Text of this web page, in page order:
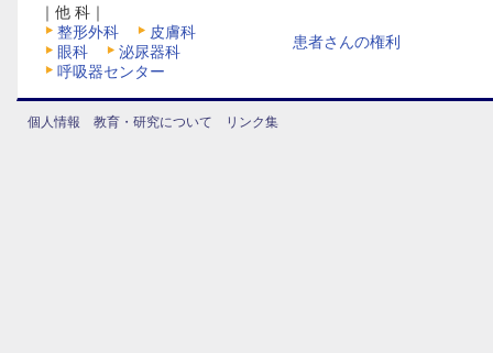
｜他 科｜
整形外科
皮膚科
眼科
泌尿器科
呼吸器センター
患者さんの権利
個人情報 教育・研究について リンク集